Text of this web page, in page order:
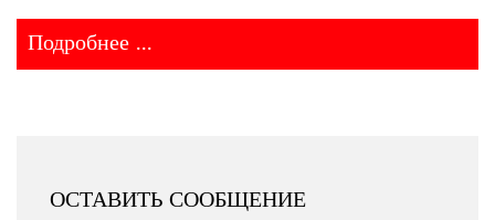
Подробнее ...
ОСТАВИТЬ СООБЩЕНИЕ